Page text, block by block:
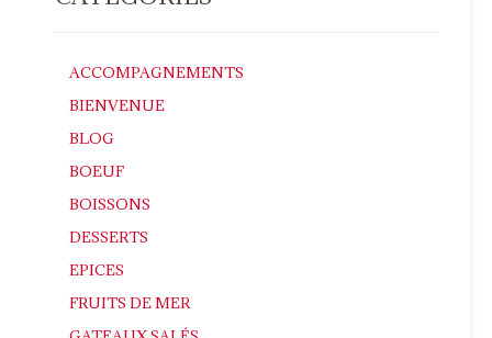
ACCOMPAGNEMENTS
BIENVENUE
BLOG
BOEUF
BOISSONS
DESSERTS
EPICES
FRUITS DE MER